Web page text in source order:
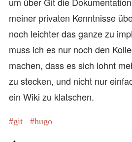
meiner privaten Kenntnisse
noch leichter das ganze zu
muss ich es nur noch den
machen, dass es sich lohnt
zu stecken, und nicht nur
ein Wiki zu klatschen.
git hugo